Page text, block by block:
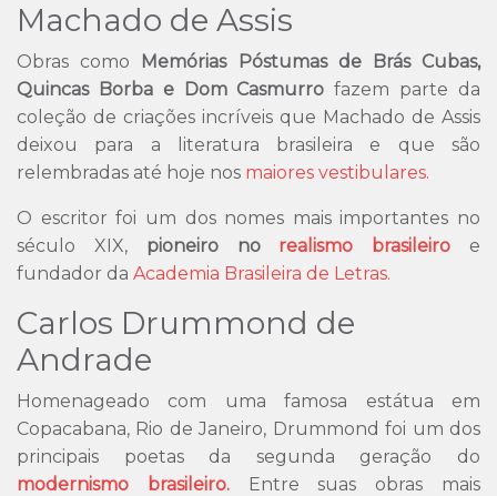
Machado de Assis
Obras como Memórias Póstumas de Brás Cubas,
Quincas Borba e Dom Casmurro fazem parte da
coleção de criações incríveis que Machado de Assis
deixou para a literatura brasileira e que são
relembradas até hoje nos maiores vestibulares.
O escritor foi um dos nomes mais importantes no
século XIX, pioneiro no realismo brasileiro e
fundador da Academia Brasileira de Letras.
Carlos Drummond de
Andrade
Homenageado com uma famosa estátua em
Copacabana, Rio de Janeiro, Drummond foi um dos
principais poetas da segunda geração do
modernismo brasileiro.Entre suas obras mais